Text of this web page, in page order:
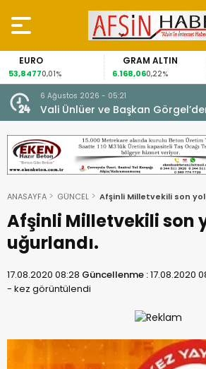
GRAM ALTIN
6.168,06 0,22%
FAİZ
42,31 -
6 Ağustos 2026 - 05:21
Vali Ünlüer ve Başkan
Müdürlüğü’ne ziyaret.
ANASAYFA GÜNCEL Afşinli Milletvekili son
Afşinli Milletvekili son
uğurlandı.
17.08.2020 08:28 Güncellenme :17.08.2020
- kez görüntülendi